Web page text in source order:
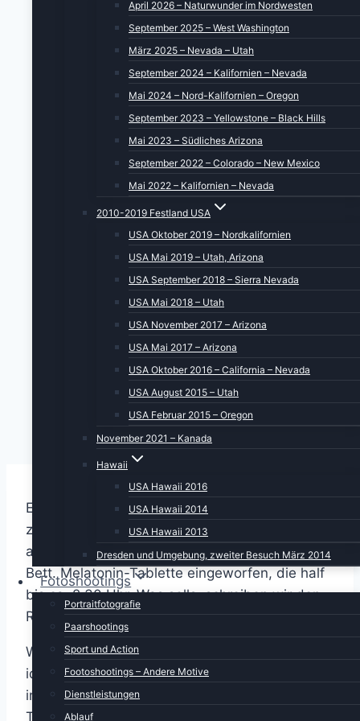
April 2026 – Naturwunder im Nordwesten
September 2025 – West Washington
März 2025 – Nevada – Utah
September 2024 – Kalifornien – Nevada
Mai 2024 – Nord-Kalifornien – Oregon
September 2023 – Yellowstone – Black Hills
Mai 2023 – Südliches Arizona
September 2022 – Colorado – New Mexico
Mai 2022 – Kalifornien – Nevada
2010-2019 Festland USA
USA Oktober 2019 – Nordkalifornien
USA Mai 2019 – Utah, Arizona
USA September 2018 – Sierra Nevada
USA Mai 2018 – Utah
USA November 2017 – Arizona
USA Mai 2017 – Arizona
USA Oktober 2016 – California – Nevada
USA August 2015 – Utah
USA Februar 2015 – Oregon
November 2021 – Kanada
Hawaii
USA Hawaii 2016
USA Hawaii 2014
USA Hawaii 2013
Dresden und Umgebung, zweiter Besuch März 2014
Fotoshootings
Portraitfotografie
Paarshootings
Sport und Action
Footoshootings – Andere Motive
Dienstleistungen
Ablauf
Es kam, wie es kommen musste: Mr Jetlag hat
zugeschlagen. Um 10 Uhr ging das Licht aus,
aber um 12 Uhr stand ich wieder senkrecht im
Bett. Melatonin-Tablette eingeworfen, die half
bis ca. 2.30 Uhr. Was solls, schreiben wir den
Reisebericht. Was steht heute an?
Wir haben bei Google Maps diverse Ziele
identifiziert, die auf dem Weg nach Norden
interessant aussehen und die wir zum großen
Teil noch nicht besucht haben.